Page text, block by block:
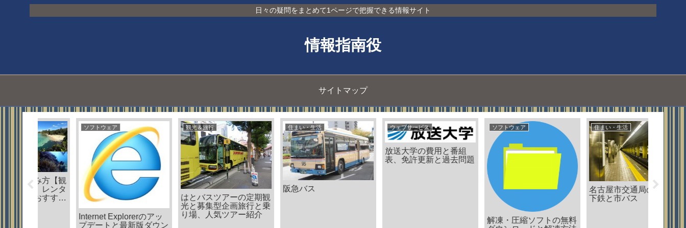
日々の疑問をまとめて1ページで把握できる情報サイト
情報指南役
サイトマップ
方【観
レンタ
ソフトウェア
Internet Explorerのアッ
プデートと最新版ダウン
観光＆旅行
はとバスツアーの定期観
光と募集型企画旅行と乗
り場、人気ツアー紹介
住まい・生活
阪急バス
ウェブサービス
放送大学の費用と番組
表、免許更新と過去問題
ソフトウェア
解凍・圧縮ソフトの無料
住まい・生活
名古屋市交通局の市営地
下鉄と市バス
漢字の